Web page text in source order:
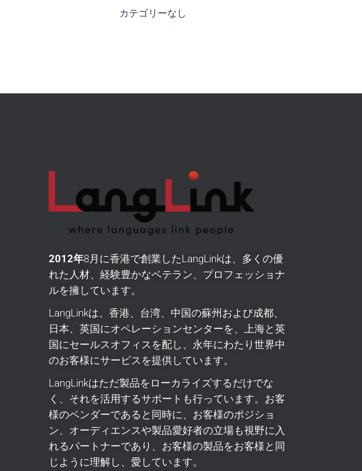
カテゴリーなし
2012年8月に香港で創業したLangLinkは、多くの優
れた人材、経験豊かなベテラン、プロフェッショナ
ルを擁しています。
LangLinkは、香港、台湾、中国の蘇州および成都、
日本、英国にオペレーションセンターを、上海と英
国にセールスオフィスを配し、永年にわたり世界中
のお客様にサービスを提供しています。
LangLinkはただ製品をローカライズするだけでな
く、それを活用するサポートも行っています。 お客
様のベンダーであると同時に、お客様のポジショ
ン、オーディエンスや製品愛好者の立場も視野に入
れるパートナーであり、お客様の製品をお客様と同
じように理解し、愛しています。